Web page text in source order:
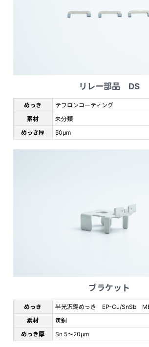
リレー部品 DS
めっき
テフロンコーティング
素材
未分類
めっき厚
50μm
ブラケット
めっき
半光沢錫めっき EP-Cu/SnSb
素材
黄銅
めっき厚
Sn 5～20μm